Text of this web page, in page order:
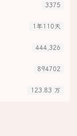
3375
1年110天
444,326
894702
123.83 万